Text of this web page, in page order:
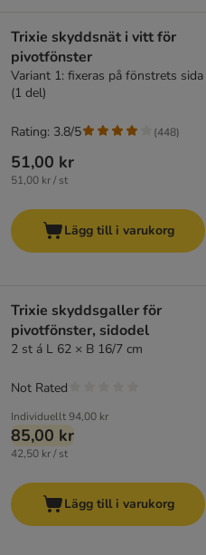
Trixie skyddsnät i vitt för
pivotfönster
Variant 1: fixeras på fönstrets sida
(1 del)
51,00 kr
51,00 kr / st
Rating: 3.8/5 (448)
Lägg till i varukorg
Trixie skyddsgaller för
pivotfönster, sidodel
2 st á L 62 × B 16/7 cm
Individuellt94,00 kr
85,00 kr
42,50 kr / st
Not Rated
Lägg till i varukorg